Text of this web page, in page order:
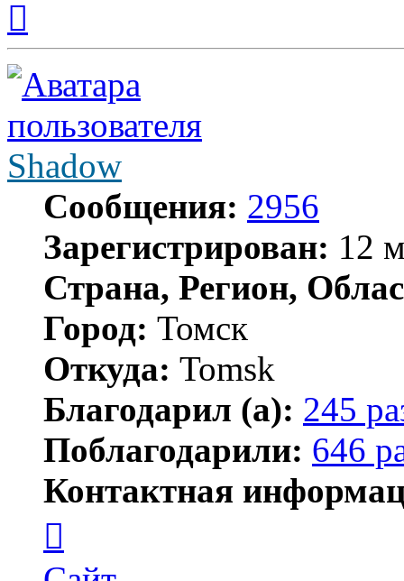
началу
Shadow
Сообщения: 2956
Зарегистрирован: 12
Страна, Регион,
Город: Томск
Откуда: Tomsk
Благодарил (а): 245
Поблагодарили: 646
Контактная
пользователя
Shadow